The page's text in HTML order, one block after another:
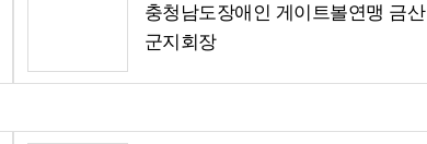
충청남도장애인 게이트볼연맹 금산
군지회장